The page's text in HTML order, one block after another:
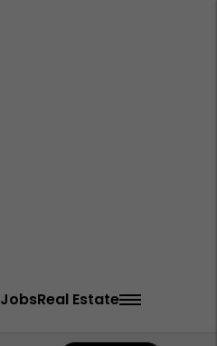
JobsReal Estate